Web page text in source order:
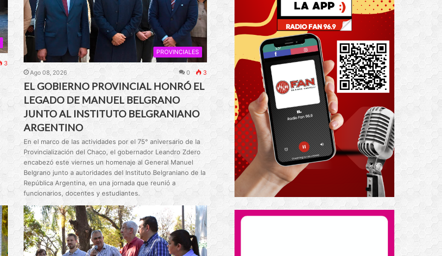
3
PROVINCIALES
Ago 08, 2026 0 3
EL GOBIERNO PROVINCIAL HONRÓ EL
LEGADO DE MANUEL BELGRANO
JUNTO AL INSTITUTO BELGRANIANO
ARGENTINO
En el marco de las actividades por el 75° aniversario de la
Provincialización del Chaco, el gobernador Leandro Zdero
encabezó este viernes un homenaje al General Manuel
Belgrano junto a autoridades del Instituto Belgraniano de la
República Argentina, en una jornada que reunió a
funcionarios, docentes y estudiantes.